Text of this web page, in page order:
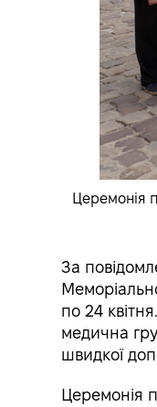
Церемонія
За
по 24
медична
швидкої
Церемонія